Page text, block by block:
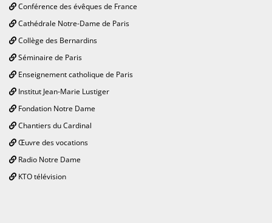
Conférence des évêques de France
Cathédrale Notre-Dame de Paris
Collège des Bernardins
Séminaire de Paris
Enseignement catholique de Paris
Institut Jean-Marie Lustiger
Fondation Notre Dame
Chantiers du Cardinal
Œuvre des vocations
Radio Notre Dame
KTO télévision